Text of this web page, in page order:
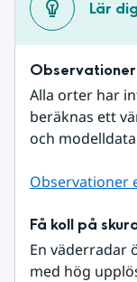
Lär
Alla orter har
beräknas ett
och
Observationer
Få koll på
En väderradar
med hög